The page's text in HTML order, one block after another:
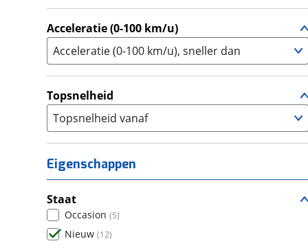
Acceleratie (0-100 km/u)
Acceleratie (0-100 km/u), sneller dan
Topsnelheid
Topsnelheid vanaf
Eigenschappen
Staat
Occasion (5)
Nieuw (12)